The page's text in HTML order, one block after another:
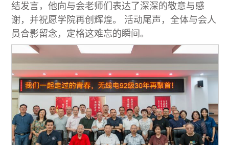
结发言，他向与会老师们表达了深深的敬意与感
谢，并祝愿学院再创辉煌。 活动尾声，全体与会人
员合影留念，定格这难忘的瞬间。